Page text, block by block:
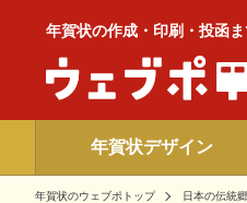
年賀状の作成・印刷・投函
年賀状デザイン
年賀状のウェブポトップ 日本の伝統